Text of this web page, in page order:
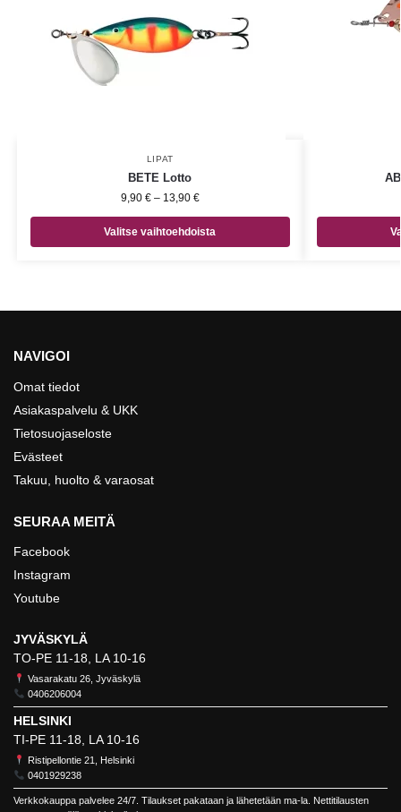
LIPAT
BETE Lotto
9,90 € – 13,90 €
Valitse vaihtoehdoista
NAVIGOI
Omat tiedot
Asiakaspalvelu & UKK
Tietosuojaseloste
Evästeet
Takuu, huolto & varaosat
SEURAA MEITÄ
Facebook
Instagram
Youtube
JYVÄSKYLÄ
TO-PE 11-18, LA 10-16
Vasarakatu 26, Jyväskylä
0406206004
HELSINKI
TI-PE 11-18, LA 10-16
Ristipellontie 21, Helsinki
0401929238
Verkkokauppa palvelee 24/7. Tilaukset pakataan ja lähetetään ma-la. Nettitilausten